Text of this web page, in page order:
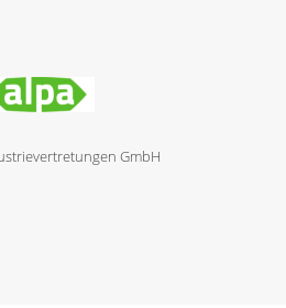
GmbH